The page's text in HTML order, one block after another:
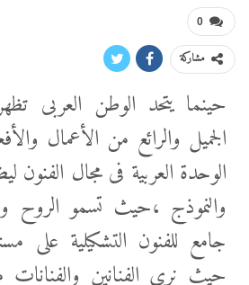
0
مشاركة
حينما يتحد الوطن العربى
الجميل والرائع من الأعمال
الوحدة العربية فى مجال الفنون
والنموذج ،حيث تسمو
جامع للفنون التشكيلية على
حيث نرى الفنانين والفنانات